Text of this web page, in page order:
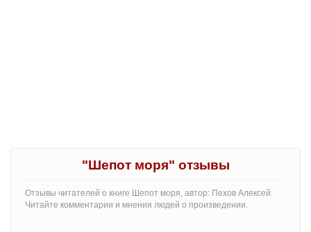
"Шепот моря" отзывы
Отзывы читателей о книге Шепот моря, автор: Пехов Алексей.
Читайте комментарии и мнения людей о произведении.